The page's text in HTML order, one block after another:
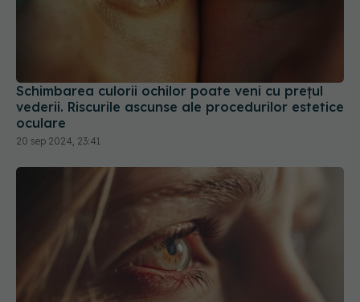
Schimbarea culorii ochilor poate veni cu prețul
vederii. Riscurile ascunse ale procedurilor estetice
oculare
20 sep 2024, 23:41